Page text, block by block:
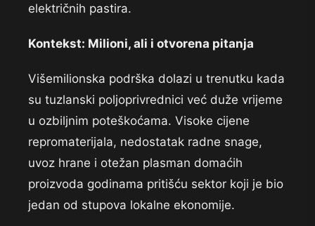
električnih pastira.
Kontekst: Milioni, ali i otvorena pitanja
Višemilionska podrška dolazi u trenutku kada
su tuzlanski poljoprivrednici već duže vrijeme
u ozbiljnim poteškoćama. Visoke cijene
repromaterijala, nedostatak radne snage,
uvoz hrane i otežan plasman domaćih
proizvoda godinama pritišću sektor koji je bio
jedan od stupova lokalne ekonomije.